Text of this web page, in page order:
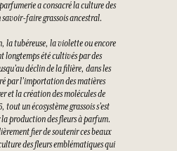
a consacré la culture des
faire grassois ancestral.
la tubéreuse, la violette ou encore
longtemps été cultivés par des
déclin de la filière, dans les
par l’importation des matières
et la création des molécules de
tout un écosystème grassois s’est
production des fleurs à parfum.
fier de soutenir ces beaux
des fleurs emblématiques qui